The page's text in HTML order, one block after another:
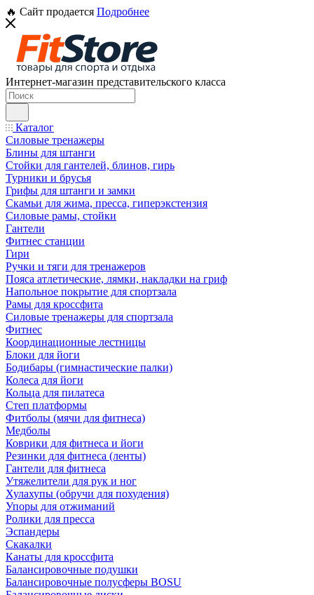
🔥 Сайт продается Подробнее
Интернет-магазин представительского класса
Каталог
Силовые тренажеры
Блины для штанги
Стойки для гантелей, блинов, гирь
Турники и брусья
Грифы для штанги и замки
Скамьи для жима, пресса, гиперэкстензия
Силовые рамы, стойки
Гантели
Фитнес станции
Гири
Ручки и тяги для тренажеров
Пояса атлетические, лямки, накладки на гриф
Напольное покрытие для спортзала
Рамы для кроссфита
Силовые тренажеры для спортзала
Фитнес
Координационные лестницы
Блоки для йоги
Бодибары (гимнастические палки)
Колеса для йоги
Кольца для пилатеса
Степ платформы
Фитболы (мячи для фитнеса)
Медболы
Коврики для фитнеса и йоги
Резинки для фитнеса (ленты)
Гантели для фитнеса
Утяжелители для рук и ног
Хулахупы (обручи для похудения)
Упоры для отжиманий
Ролики для пресса
Эспандеры
Скакалки
Канаты для кроссфита
Балансировочные подушки
Балансировочные полусферы BOSU